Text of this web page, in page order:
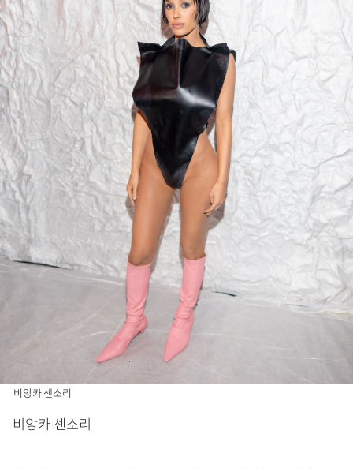
비앙카 센소리
비앙카 센소리